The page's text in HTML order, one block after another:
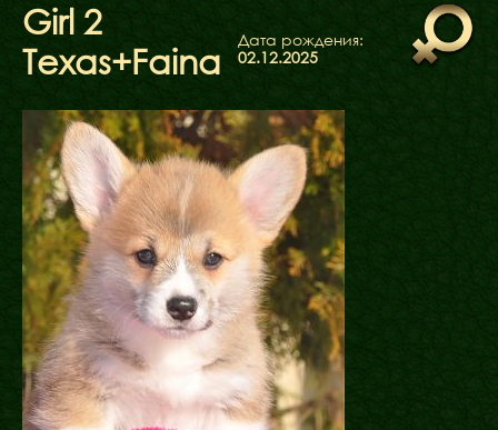
Girl 2
Texas+Faina
Дата рождения:
02.12.2025
ФАКТИ
БЛОГ
ГАЛЕРЕЇ